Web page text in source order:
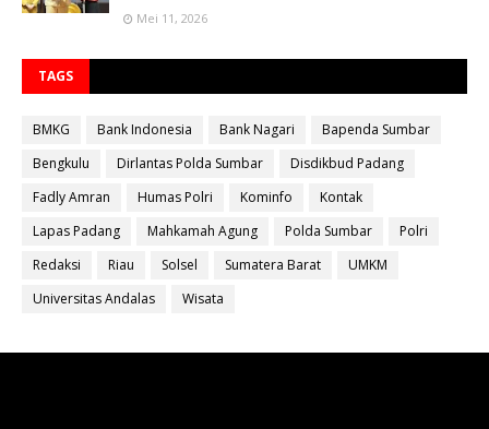
Mei 11, 2026
TAGS
BMKG Bank Indonesia Bank Nagari
Bapenda Sumbar
Bengkulu
Dirlantas Polda Sumbar
Disdikbud Padang
Fadly Amran
Humas Polri Kominfo
Kontak
Lapas Padang
Mahkamah Agung Polda Sumbar
Polri
Redaksi
Riau Solsel Sumatera Barat
UMKM
Universitas Andalas
Wisata